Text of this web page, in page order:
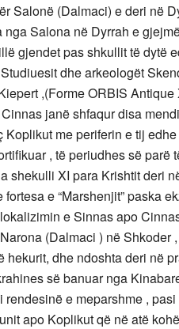
Salonë (Dalmaci) e deri në
nga Salona në Dyrrah e
gjendet pas shkullit të dytë
dhe arkeologët
,(Forme ORBIS
janë shfaqur disa
Koplikut me periferin e tij
, të periudhes së parë
shekulli XI para Krishtit deri
fortesa e “Marshenjit” paska
e Sinnas apo
(Dalmaci ) në
hekurit, dhe ndoshta deri në
së banuar nga
rendesinë e meparshme ,
apo Koplikut që në atë